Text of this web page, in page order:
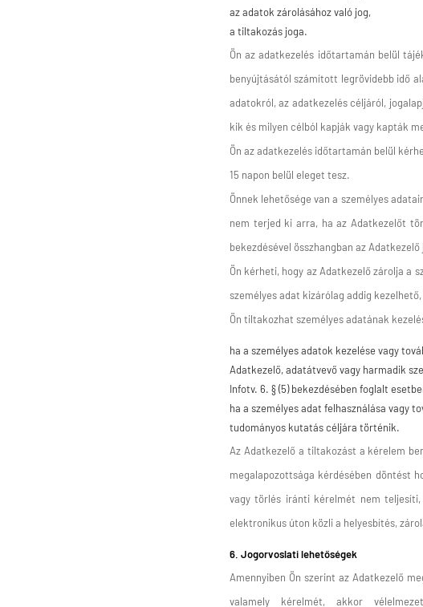
az adatok zárolásához való jog,
a tiltakozás joga.
Ön az adatkezelés időtartamán belül
benyújtásától számított legrövidebb idő
adatokról, az adatkezelés céljáról,
kik és milyen célból kapják vagy kapták
Ön az adatkezelés időtartamán belül
15 napon belül eleget tesz.
Önnek lehetősége van a személyes
nem terjed ki arra, ha az Adatkezelőt
bekezdésével összhangban az
Ön kérheti, hogy az Adatkezelő zárolja a
személyes adat kizárólag addig
Ön tiltakozhat személyes adatának
ha a személyes adatok kezelése vagy
Adatkezelő, adatátvevő vagy harmadik
Infotv. 6. § (5) bekezdésében foglalt
ha a személyes adat felhasználása vagy
tudományos kutatás céljára történik.
Az Adatkezelő a tiltakozást a kérelem
megalapozottsága kérdésében döntést
vagy törlés iránti kérelmét nem
elektronikus úton közli a helyesbítés,
6. Jogorvoslati lehetőségek
Amennyiben Ön szerint az Adatkezelő
valamely kérelmét, akkor